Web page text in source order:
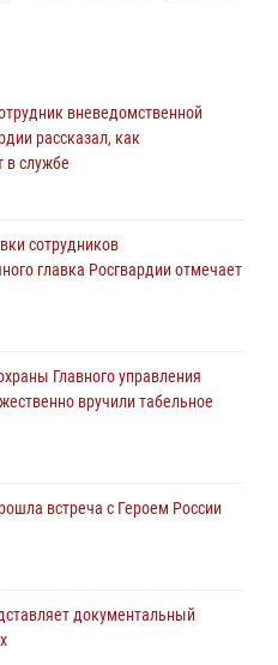
заняли первое место в
по самбо и боевому
подозреваемого в нападении
(видео)
помощь семье, у которой
вневедомственной
рассказал, как
в службе
сотрудников
главка Росгвардии отмечает
Главного управления
вручили табельное
встреча с Героем России
документальный